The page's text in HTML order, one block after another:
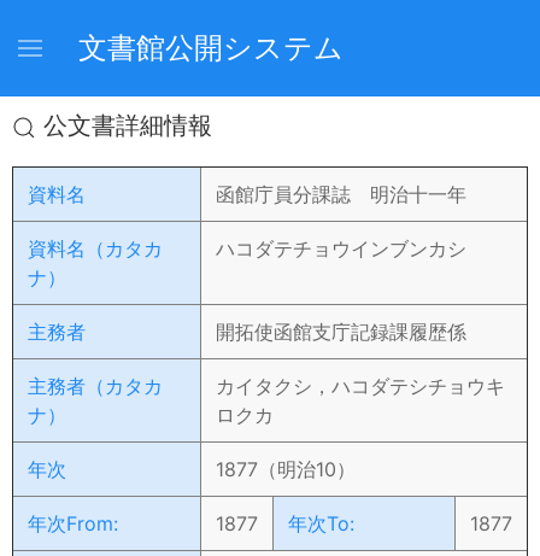
文書館公開システム
公文書詳細情報
資料名 函館庁員分課誌 明治十一年
資料名（カタカ
ナ）
ハコダテチョウインブンカシ
主務者 開拓使函館支庁記録課履歴係
主務者（カタカ
ナ）
カイタクシ，ハコダテシチョウキ
ロクカ
年次 1877（明治10）
年次From: 1877 年次To: 1877